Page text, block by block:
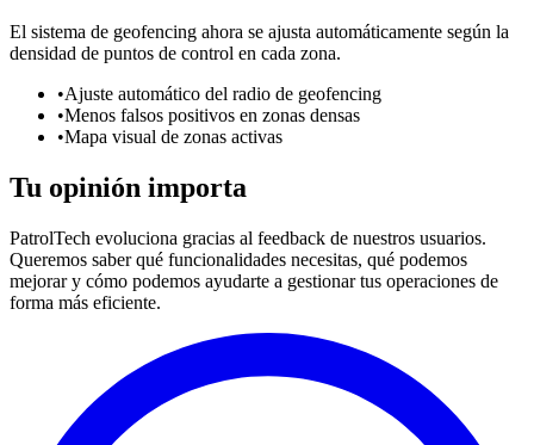
El sistema de geofencing ahora se ajusta automáticamente según la
densidad de puntos de control en cada zona.
•Ajuste automático del radio de geofencing
•Menos falsos positivos en zonas densas
•Mapa visual de zonas activas
Tu opinión importa
PatrolTech evoluciona gracias al feedback de nuestros usuarios.
Queremos saber qué funcionalidades necesitas, qué podemos
mejorar y cómo podemos ayudarte a gestionar tus operaciones de
forma más eficiente.